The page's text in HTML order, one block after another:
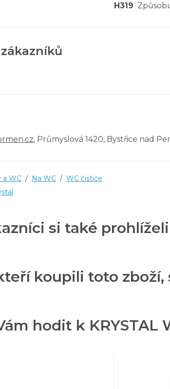
H319
, Průmyslová 1420, Bystřice nad
a WC / Na WC / WC čističe
si také prohlíželi
koupili toto zboží,
hodit k KRYSTAL